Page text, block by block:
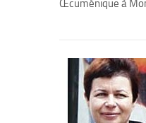
Œcuménique à